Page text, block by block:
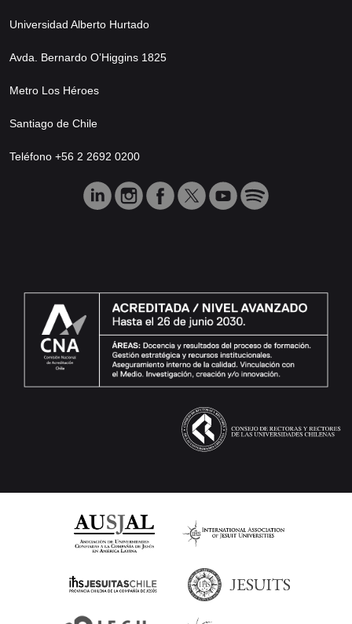
Universidad Alberto Hurtado
Avda. Bernardo O’Higgins 1825
Metro Los Héroes
Santiago de Chile
Teléfono +56 2 2692 0200